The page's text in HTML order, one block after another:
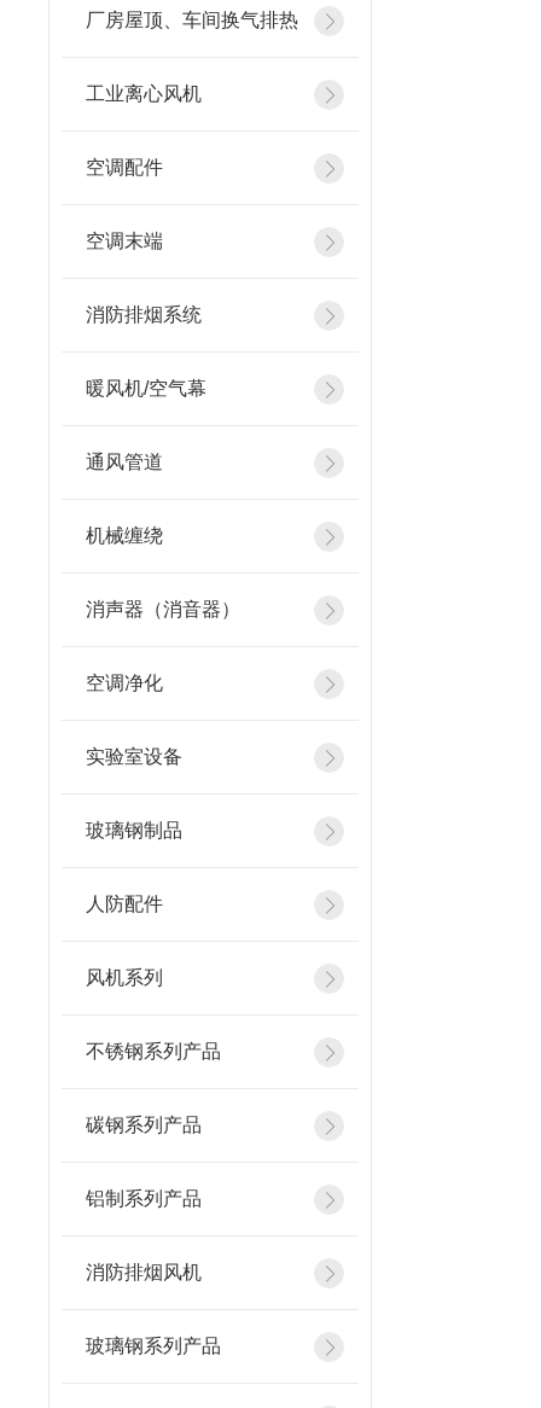
厂房屋顶、车间换气排热
工业离心风机
空调配件
空调末端
消防排烟系统
暖风机/空气幕
通风管道
机械缠绕
消声器（消音器）
空调净化
实验室设备
玻璃钢制品
人防配件
风机系列
不锈钢系列产品
碳钢系列产品
铝制系列产品
消防排烟风机
玻璃钢系列产品